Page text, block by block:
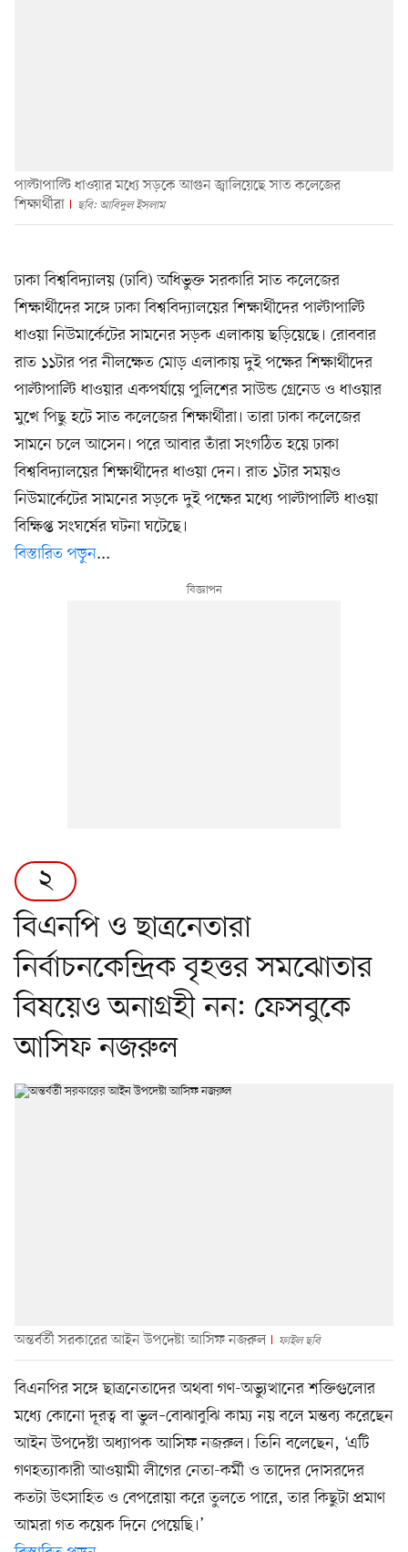
পাল্টাপাল্টি ধাওয়ার মধ্যে সড়কে আগুন জ্বালিয়েছে সাত কলেজের
শিক্ষার্থীরা
ছবি: আবিদুল ইসলাম
ঢাকা বিশ্ববিদ্যালয় (ঢাবি) অধিভুক্ত সরকারি সাত কলেজের
শিক্ষার্থীদের সঙ্গে ঢাকা বিশ্ববিদ্যালয়ের শিক্ষার্থীদের পাল্টাপাল্টি
ধাওয়া নিউমার্কেটের সামনের সড়ক এলাকায় ছড়িয়েছে। রোববার
রাত ১১টার পর নীলক্ষেত মোড় এলাকায় দুই পক্ষের শিক্ষার্থীদের
পাল্টাপাল্টি ধাওয়ার একপর্যায়ে পুলিশের সাউন্ড গ্রেনেড ও ধাওয়ার
মুখে পিছু হটে সাত কলেজের শিক্ষার্থীরা। তারা ঢাকা কলেজের
সামনে চলে আসেন। পরে আবার তাঁরা সংগঠিত হয়ে ঢাকা
বিশ্ববিদ্যালয়ের শিক্ষার্থীদের ধাওয়া দেন। রাত ১টার সময়ও
নিউমার্কেটের সামনের সড়কে দুই পক্ষের মধ্যে পাল্টাপাল্টি ধাওয়া
বিক্ষিপ্ত সংঘর্ষের ঘটনা ঘটেছে।
বিস্তারিত পড়ুন...
২
বিএনপি ও ছাত্রনেতারা
নির্বাচনকেন্দ্রিক বৃহত্তর সমঝোতার
বিষয়েও অনাগ্রহী নন: ফেসবুকে
আসিফ নজরুল
অন্তর্বর্তী সরকারের আইন উপদেষ্টা আসিফ নজরুল ফাইল ছবি
বিএনপির সঙ্গে ছাত্রনেতাদের অথবা গণ-অভ্যুত্থানের শক্তিগুলোর
মধ্যে কোনো দূরত্ব বা ভুল–বোঝাবুঝি কাম্য নয় বলে মন্তব্য করেছেন
আইন উপদেষ্টা অধ্যাপক আসিফ নজরুল। তিনি বলেছেন, ‘এটি
গণহত্যাকারী আওয়ামী লীগের নেতা-কর্মী ও তাদের দোসরদের
কতটা উৎসাহিত ও বেপরোয়া করে তুলতে পারে, তার কিছুটা প্রমাণ
আমরা গত কয়েক দিনে পেয়েছি।’